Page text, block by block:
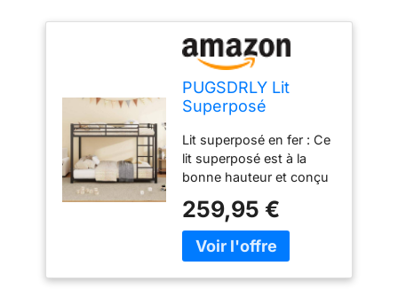
PUGSDRLY Lit
Superposé
Places,Lit
Superposé Enfant
Lit superposé en fer : Ce
lit superposé est à la
bonne hauteur et conçu
des dimensions totales
de 144,5x203x140cm, le
lit inférieur est à une
259,95 €